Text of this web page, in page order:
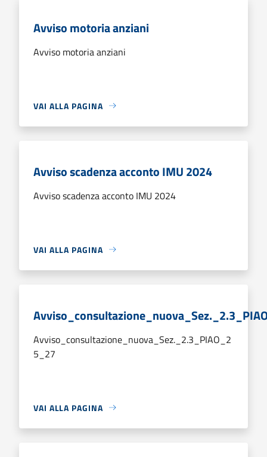
Avviso motoria anziani
Avviso motoria anziani
VAI ALLA PAGINA
Avviso scadenza acconto IMU 2024
Avviso scadenza acconto IMU 2024
VAI ALLA PAGINA
Avviso_consultazione_nuova_Sez._2.3_PIAO_2
5_27
VAI ALLA PAGINA